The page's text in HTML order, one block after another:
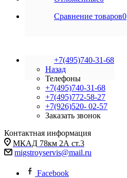
Сравнение товаров0
+7(495)740-31-68
Назад
Телефоны
+7(495)740-31-68
+7(495)772-58-27
+7(926)520- 02-57
Заказать звонок
Контактная информация
МКАД 78км 2А ст.3
migstroyservis@mail.ru
Facebook